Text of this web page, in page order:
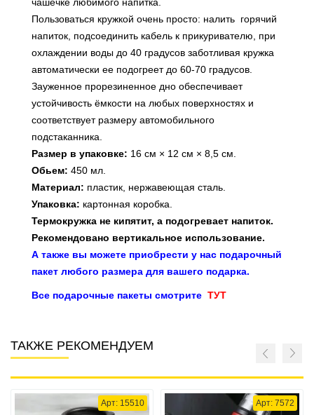
чашечке любимого напитка.
Пользоваться кружкой очень просто: налить горячий
напиток, подсоединить кабель к прикуривателю, при
охлаждении воды до 40 градусов заботливая кружка
автоматически ее подогреет до 60-70 градусов.
Зауженное прорезиненное дно обеспечивает
устойчивость ёмкости на любых поверхностях и
соответствует размеру автомобильного
подстаканника.
Размер в упаковке: 16 см × 12 см × 8,5 см.
Обьем: 450 мл.
Материал: пластик, нержавеющая сталь.
Упаковка: картонная коробка.
Термокружка не кипятит, а подогревает напиток.
Рекомендовано вертикальное использование.
А также вы можете приобрести у нас подарочный
пакет любого размера для вашего подарка.
Все подарочные пакеты смотрите ТУТ
ТАКЖЕ РЕКОМЕНДУЕМ
Арт: 15510 Арт: 7572